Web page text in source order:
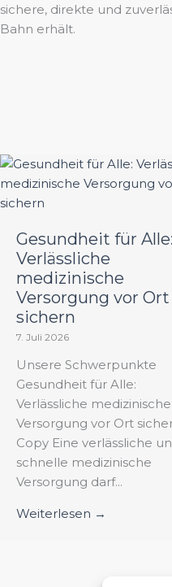
sichere, direkte und
Bahn erhält.
Gesundheit für Alle:
Verlässliche
medizinische
Versorgung vor Ort
sichern
7. Juli 2026
Unsere Schwerpunkte
Gesundheit für Alle:
Verlässliche medizinische
Versorgung vor Ort
Copy Eine verlässliche
schnelle medizinische
Versorgung darf...
Weiterlesen →